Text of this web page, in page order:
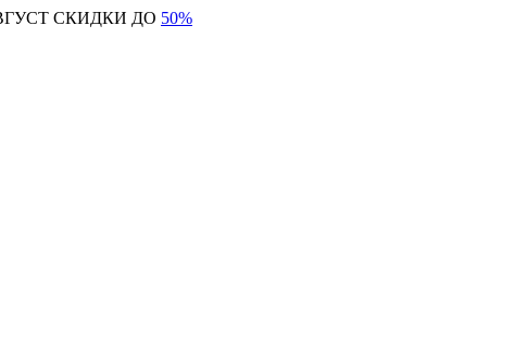
СКИДКИ ДО 50%